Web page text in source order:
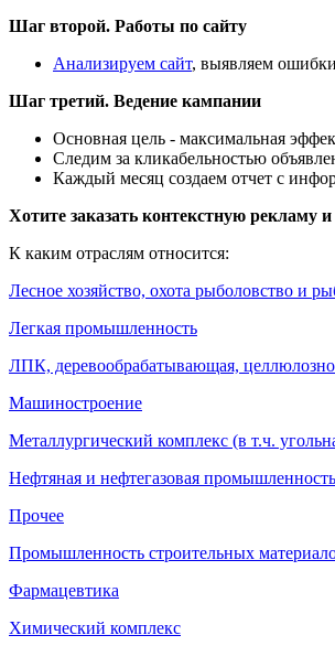
Шаг второй. Работы по сайту
Анализируем сайт, выявляем
Шаг третий. Ведение кампании
Основная цель - максимальная
Следим за кликабельностью
Каждый месяц создаем отчет с
Хотите заказать контекстную рекламу
К каким отраслям относится:
Лесное хозяйство, охота рыболовство и
Легкая промышленность
ЛПК, деревообрабатывающая,
Машиностроение
Металлургический комплекс (в т.ч.
Нефтяная и нефтегазовая промышленность
Прочее
Промышленность строительных
Фармацевтика
Химический комплекс